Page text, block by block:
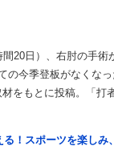
20日）、右肘の手術
今季登板がなくな
をもとに投稿。「
！スポーツを楽しみ